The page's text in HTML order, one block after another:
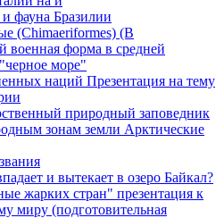
фауна Бразилии
(Chimaeriformes) (В
военная форма в средней
море"
наций Презентация на тему
природный заповедник
зонам земли Арктические
и вытекает в озеро Байкал?
жарких стран" презентация к
миру (подготовительная